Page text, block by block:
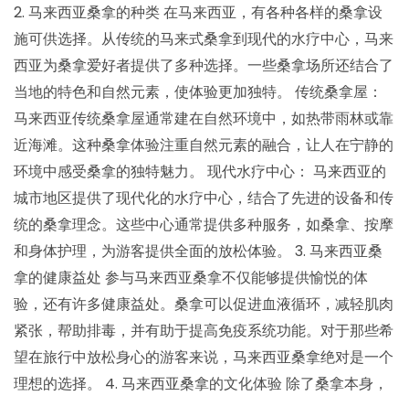
2. 马来西亚桑拿的种类 在马来西亚，有各种各样的桑拿设
施可供选择。从传统的马来式桑拿到现代的水疗中心，马来
西亚为桑拿爱好者提供了多种选择。一些桑拿场所还结合了
当地的特色和自然元素，使体验更加独特。 传统桑拿屋：
马来西亚传统桑拿屋通常建在自然环境中，如热带雨林或靠
近海滩。这种桑拿体验注重自然元素的融合，让人在宁静的
环境中感受桑拿的独特魅力。 现代水疗中心： 马来西亚的
城市地区提供了现代化的水疗中心，结合了先进的设备和传
统的桑拿理念。这些中心通常提供多种服务，如桑拿、按摩
和身体护理，为游客提供全面的放松体验。 3. 马来西亚桑
拿的健康益处 参与马来西亚桑拿不仅能够提供愉悦的体
验，还有许多健康益处。桑拿可以促进血液循环，减轻肌肉
紧张，帮助排毒，并有助于提高免疫系统功能。对于那些希
望在旅行中放松身心的游客来说，马来西亚桑拿绝对是一个
理想的选择。 4. 马来西亚桑拿的文化体验 除了桑拿本身，